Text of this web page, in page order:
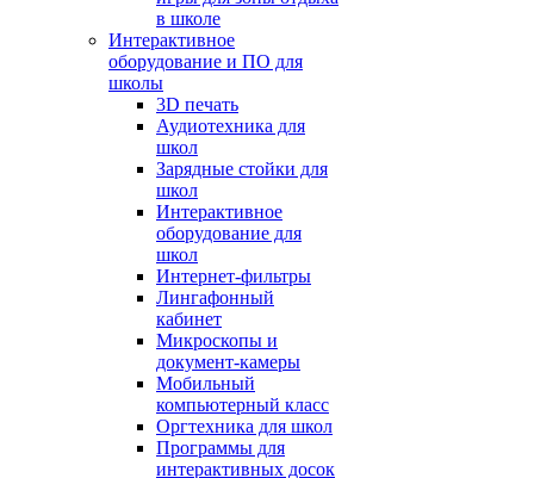
в школе
Интерактивное
оборудование и ПО для
школы
3D печать
Аудиотехника для
школ
Зарядные стойки для
школ
Интерактивное
оборудование для
школ
Интернет-фильтры
Лингафонный
кабинет
Микроскопы и
документ-камеры
Мобильный
компьютерный класс
Оргтехника для школ
Программы для
интерактивных досок